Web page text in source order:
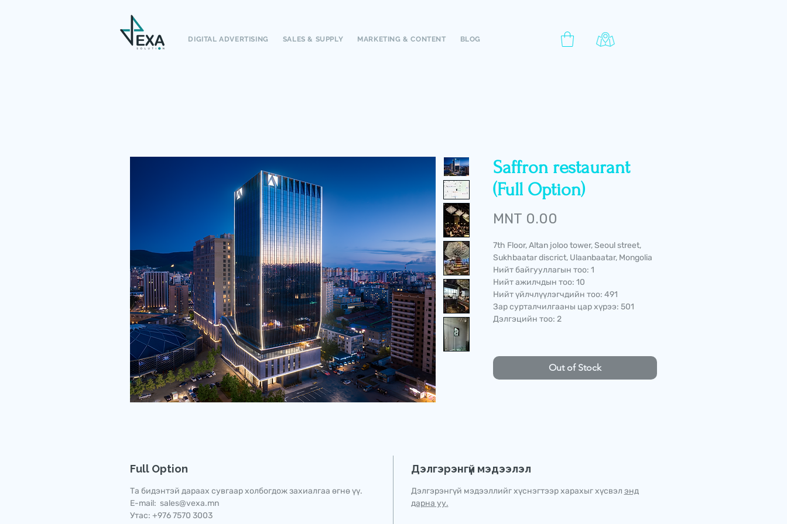
DIGITAL ADVERTISING SALES & SUPPLY MARKETING & CONTENT BLOG
Saffron restaurant
(Full Option)
MNT 0.00
7th Floor, Altan joloo tower, Seoul street,
Sukhbaatar discrict, Ulaanbaatar, Mongolia
Нийт байгууллагын тоо: 1
Нийт ажилчдын тоо: 10
Нийт үйлчлүүлэгчдийн тоо: 491
Зар сурталчилгааны цар хүрээ: 501
Дэлгэцийн тоо: 2
Out of Stock
Full Option
Та бидэнтэй дараах сувгаар холбогдож захиалгаа өгнө үү.
E-mail: sales@vexa.mn
Утас: +976 7570 3003
Дэлгэрэнгүй мэдээлэл
Дэлгэрэнгүй мэдээллийг хүснэгтээр харахыг хүсвэл энд
дарна уу.